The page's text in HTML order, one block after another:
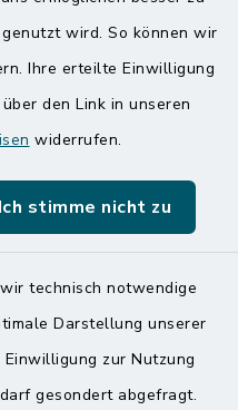
wird. So können wir
Ihre erteilte Einwilligung
den Link in unseren
widerrufen.
Ich stimme nicht zu
technisch notwendige
Darstellung unserer
zur Nutzung
gesondert abgefragt.